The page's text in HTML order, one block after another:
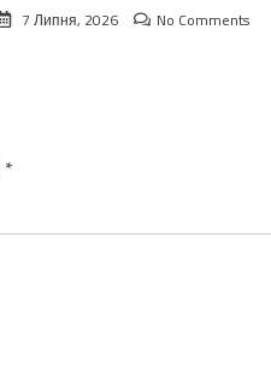
7 Липня, 2026
No Comments
*